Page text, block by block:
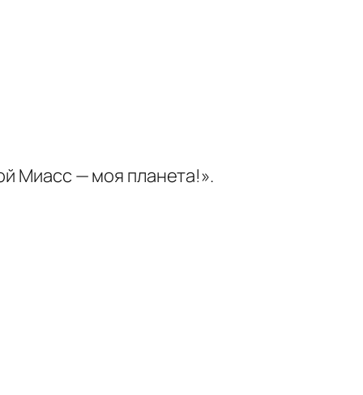
Миасс — моя планета!».